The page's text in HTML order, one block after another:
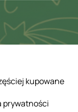
kupowane
prywatności